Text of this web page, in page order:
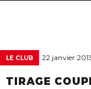
LE CLUB 22 janvier
TIRAGE